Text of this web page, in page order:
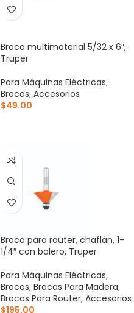
Broca multimaterial 5/32 x 6″,
Truper
Para Máquinas Eléctricas,
Brocas, Accesorios
$49.00
Broca para router, chaflán, 1-
1/4″ con balero, Truper
Para Máquinas Eléctricas,
Brocas, Brocas Para Madera,
Brocas Para Router, Accesorios
$195.00